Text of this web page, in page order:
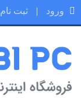
ورود | ثبت نام